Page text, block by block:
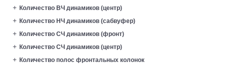
Количество ВЧ динамиков (центр)
Количество НЧ динамиков (сабвуфер)
Количество СЧ динамиков (фронт)
Количество СЧ динамиков (центр)
Количество полос фронтальных колонок